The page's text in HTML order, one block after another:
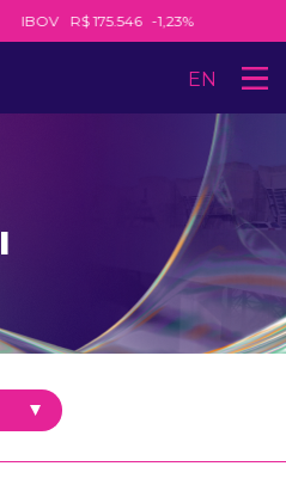
IBOV R$ 175.546 -1,23%
EN